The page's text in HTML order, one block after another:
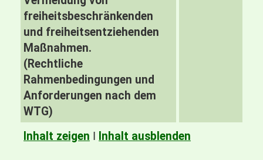
freiheitsbeschränkenden
und freiheitsentziehenden
Maßnahmen.
(Rechtliche
Rahmenbedingungen und
Anforderungen nach dem
WTG)
Inhalt zeigen I Inhalt ausblenden